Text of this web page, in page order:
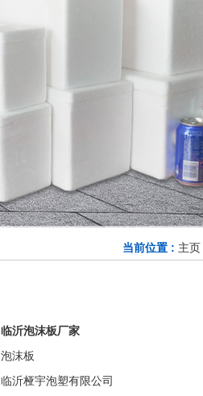
当前位置 : 主页
临沂泡沫板厂家
泡沫板
临沂桠宇泡塑有限公司